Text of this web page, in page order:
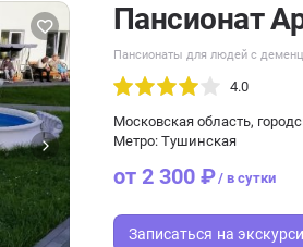
Пансионат
Пансионаты для людей с
4.0
Московская область,
Метро: Тушинская
от 2 300 ₽/ в сутки
Записаться на